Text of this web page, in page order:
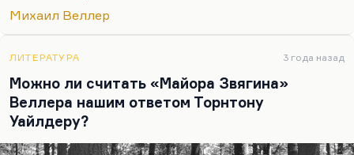
Да, он делал это по правительственному запросу.
концов, всегда можно сказать — простите, но я
не занимаюсь собиранием слухов в литераторской
среде, я не буду вам докладывать об этих
настроениях, это — не задача писателя. Конечно,
…
Михаил Веллер
ЛИТЕРАТУРА 3 года назад
Можно ли считать «Майора Звягина»
Веллера нашим ответом Торнтону
Уайлдеру?